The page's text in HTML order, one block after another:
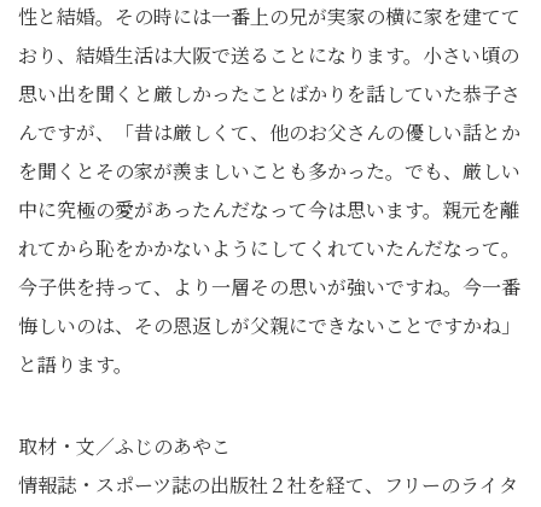
性と結婚。その時には一番上の兄が実家の横に家を建てて
おり、結婚生活は大阪で送ることになります。小さい頃の
思い出を聞くと厳しかったことばかりを話していた恭子さ
んですが、「昔は厳しくて、他のお父さんの優しい話とか
を聞くとその家が羨ましいことも多かった。でも、厳しい
中に究極の愛があったんだなって今は思います。親元を離
れてから恥をかかないようにしてくれていたんだなって。
今子供を持って、より一層その思いが強いですね。今一番
悔しいのは、その恩返しが父親にできないことですかね」
と語ります。
取材・文／ふじのあやこ
情報誌・スポーツ誌の出版社２社を経て、フリーのライタ